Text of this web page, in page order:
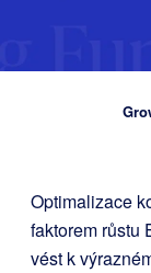
Optimalizace
faktorem růstu
vést k